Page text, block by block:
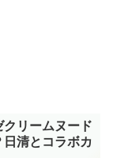
リームヌード
清とコラボカ